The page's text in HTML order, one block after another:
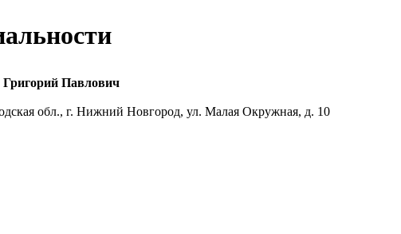
Павлович
обл., г. Нижний Новгород, ул. Малая Окружная, д. 10